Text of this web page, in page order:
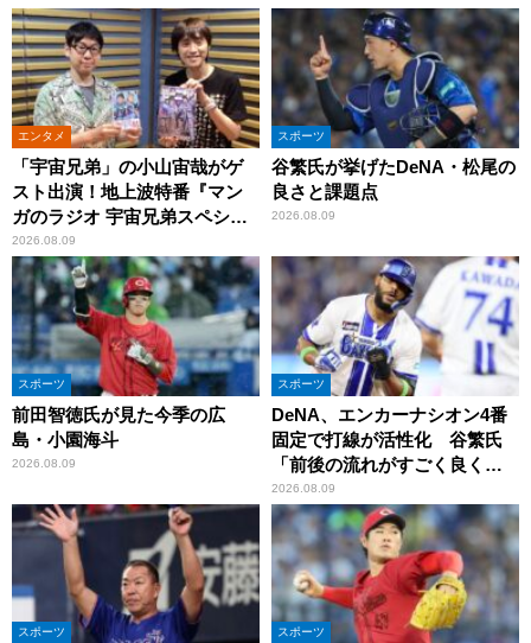
エンタメ
「宇宙兄弟」の小山宙哉がゲ
スト出演！地上波特番『マン
ガのラジオ 宇宙兄弟スペシャ
ル 』
2026.08.09
スポーツ
谷繁氏が挙げたDeNA・松尾の
良さと課題点
2026.08.09
スポーツ
前田智徳氏が見た今季の広
島・小園海斗
2026.08.09
スポーツ
DeNA、エンカーナシオン4番
固定で打線が活性化 谷繁氏
「前後の流れがすごく良くな
りましたね」
2026.08.09
スポーツ スポーツ